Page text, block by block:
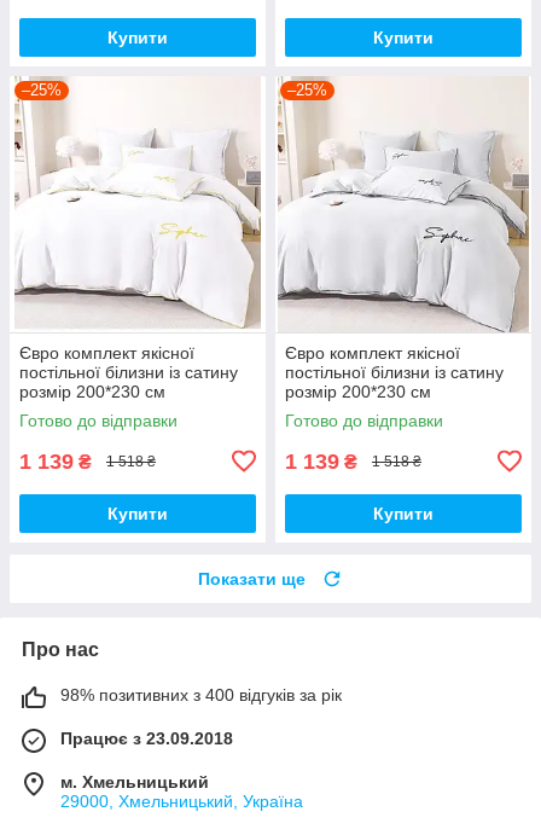
Купити Купити
–25%
Євро комплект якісної
постільної білизни із сатину
розмір 200*230 см
Готово до відправки
1 139 ₴ 1 518 ₴
Купити
–25%
Євро комплект якісної
постільної білизни із сатину
розмір 200*230 см
Готово до відправки
1 139 ₴ 1 518 ₴
Купити
Показати ще
Про нас
98% позитивних з 400 відгуків за рік
Працює з 23.09.2018
м. Хмельницький
29000, Хмельницький, Україна